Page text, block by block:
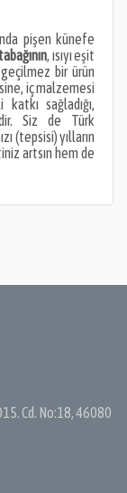
pişen künefe
, ısıyı eşit
bir ürün
iç malzemesi
sağladığı,
Siz de Türk
(tepsisi) yılların
artsın hem de
Cd. No:18, 46080